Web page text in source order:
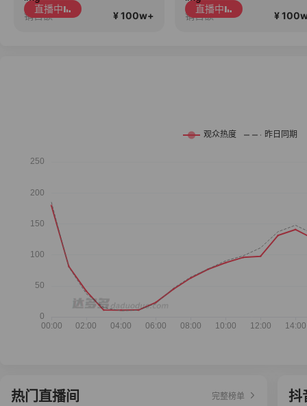
直播中
销售额 ¥ 100w+
直播中
销售额 ¥
热门直播间
完整榜单
抖